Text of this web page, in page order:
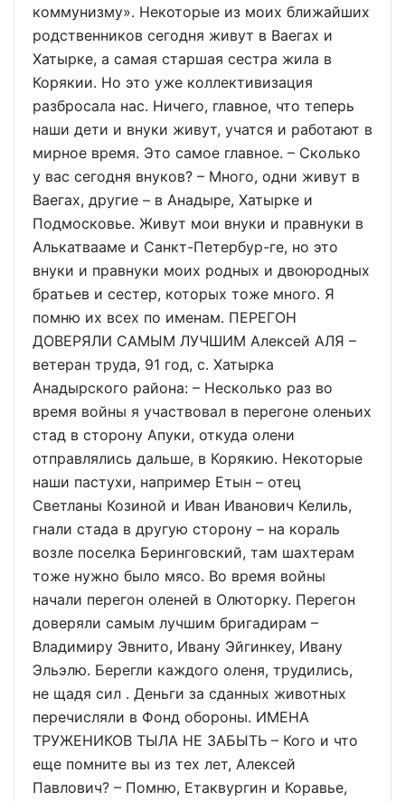
коммунизму». Некоторые из моих ближайших
родственников сегодня живут в Ваегах и
Хатырке, а самая старшая сестра жила в
Корякии. Но это уже коллективизация
разбросала нас. Ничего, главное, что теперь
наши дети и внуки живут, учатся и работают в
мирное время. Это самое главное. – Сколько
у вас сегодня внуков? – Много, одни живут в
Ваегах, другие – в Анадыре, Хатырке и
Подмосковье. Живут мои внуки и правнуки в
Алькатвааме и Санкт-Петербур-ге, но это
внуки и правнуки моих родных и двоюродных
братьев и сестер, которых тоже много. Я
помню их всех по именам. ПЕРЕГОН
ДОВЕРЯЛИ САМЫМ ЛУЧШИМ Алексей АЛЯ –
ветеран труда, 91 год, с. Хатырка
Анадырского района: – Несколько раз во
время войны я участвовал в перегоне оленьих
стад в сторону Апуки, откуда олени
отправлялись дальше, в Корякию. Некоторые
наши пастухи, например Етын – отец
Светланы Козиной и Иван Иванович Келиль,
гнали стада в другую сторону – на кораль
возле поселка Беринговский, там шахтерам
тоже нужно было мясо. Во время войны
начали перегон оленей в Олюторку. Перегон
доверяли самым лучшим бригадирам –
Владимиру Эвнито, Ивану Эйгинкеу, Ивану
Эльэлю. Берегли каждого оленя, трудились,
не щадя сил . Деньги за сданных животных
перечисляли в Фонд обороны. ИМЕНА
ТРУЖЕНИКОВ ТЫЛА НЕ ЗАБЫТЬ – Кого и что
еще помните вы из тех лет, Алексей
Павлович? – Помню, Етаквургин и Коравье,